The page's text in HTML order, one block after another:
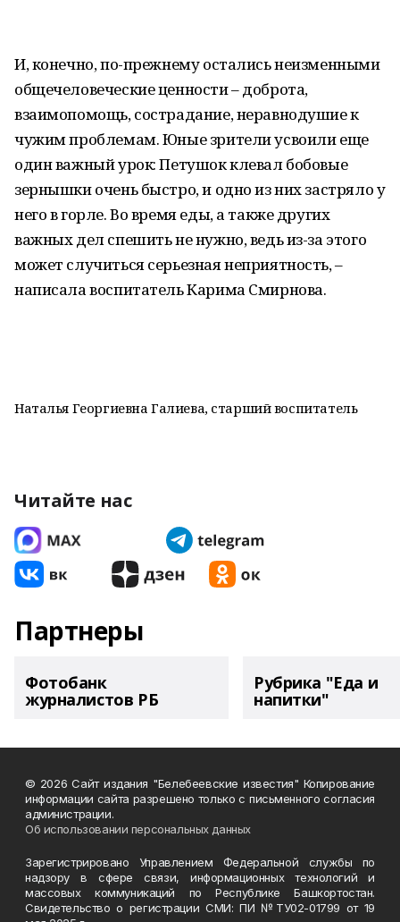
И, конечно, по-прежнему остались неизменными
общечеловеческие ценности – доброта,
взаимопомощь, сострадание, неравнодушие к
чужим проблемам. Юные зрители усвоили еще
один важный урок: Петушок клевал бобовые
зернышки очень быстро, и одно из них застряло у
него в горле. Во время еды, а также других
важных дел спешить не нужно, ведь из-за этого
может случиться серьезная неприятность, –
написала воспитатель Карима Смирнова.
Наталья Георгиевна Галиева, старший воспитатель
Читайте нас
Партнеры
Фотобанк
журналистов РБ
Рубрика "Еда и
напитки"
© 2026 Сайт издания "Белебеевские известия" Копирование
информации сайта разрешено только с письменного согласия
администрации.
Об использовании персональных данных
Зарегистрировано Управлением Федеральной службы по
надзору в сфере связи, информационных технологий и
массовых коммуникаций по Республике Башкортостан.
Свидетельство о регистрации СМИ: ПИ №ТУ02-01799 от 19